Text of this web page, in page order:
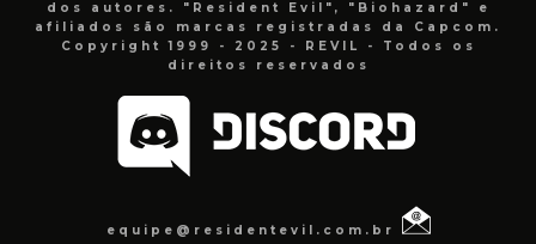
dos autores. "Resident Evil", "Biohazard" e
afiliados são marcas registradas da Capcom.
Copyright 1999 - 2025 - REVIL - Todos os
direitos reservados
equipe@residentevil.com.br